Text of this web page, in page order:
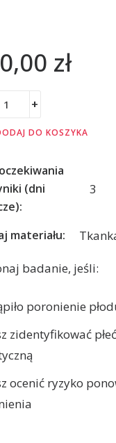
zł
+
DO KOSZYKA
(dni
3
materiału:
badanie, jeśli:
poronienie
zidentyfikować płeć
ocenić ryzyko